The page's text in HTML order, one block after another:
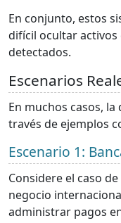
En conjunto, estos
difícil ocultar
detectados.
Escenarios
En muchos casos,
través de ejemplos
Escenario 1:
Considere el caso
negocio
administrar pagos